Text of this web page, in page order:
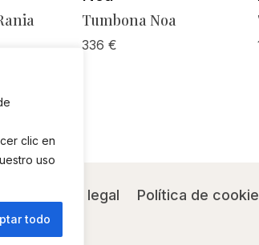
clic en
uso
todo
Tumbona Noa
336€
Aviso legal Política de